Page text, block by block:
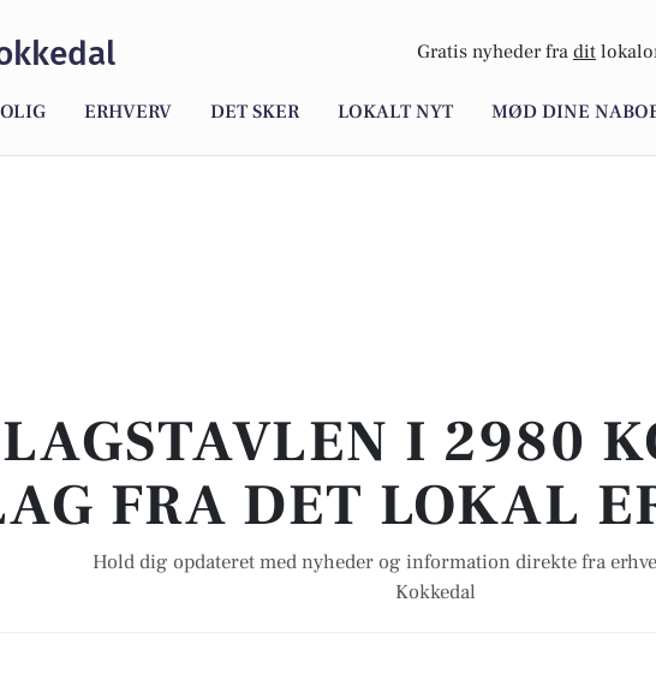
Gratis nyheder fra dit
ERHVERV DET SKER LOKALT NYT MØD DINE
I 2980
FRA DET LOKAL
Hold dig opdateret med nyheder og information direkte fra
Kokkedal